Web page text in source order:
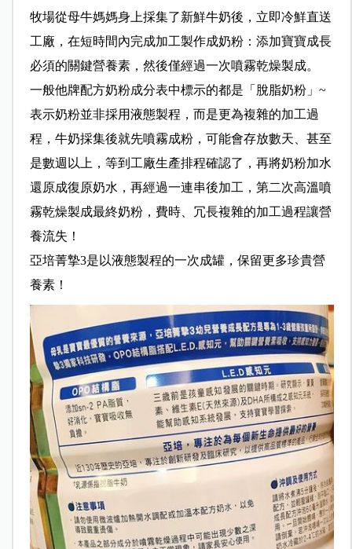
牧場從母牛媽媽身上採集了新鮮牛奶後，立即冷鮮直送
工廠，在短時間內完成加工製作成奶粉：添加寶寶成長
必須的關鍵營養素，然後僅經過一次噴霧乾燥製成。
一般他牌配方奶粉成分表中標示的都是「脫脂奶粉」~
表示奶粉並非採用液態製程，而是更為複雜的加工過
程，牛奶採集後就先噴霧成粉，可能會存放數天、甚至
是數週以上，等到工廠生產排程確認了，再將奶粉加水
還原成復原奶水，再經過一連串後加工，第二次高溫噴
霧乾燥製成最終奶粉，費時、冗長複雜的加工過程讓營
養流失！
亞培菁摯3是以液態製程的一次成罐，保留更多珍貴營
養素！